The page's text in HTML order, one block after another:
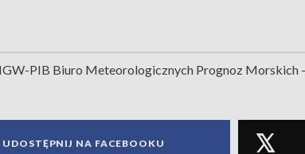
PIB Biuro Meteorologicznych Prognoz Morskich -
UDOSTĘPNIJ NA FACEBOOKU